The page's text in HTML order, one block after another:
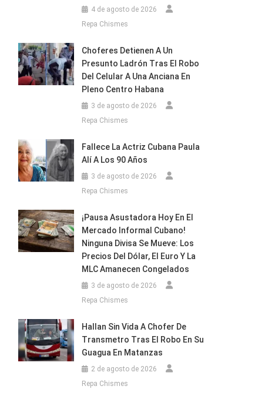
4 de agosto de 2026
Repa Chismes
Choferes Detienen A Un
Presunto Ladrón Tras El Robo
Del Celular A Una Anciana En
Pleno Centro Habana
3 de agosto de 2026
Repa Chismes
Fallece La Actriz Cubana Paula
Alí A Los 90 Años
3 de agosto de 2026
Repa Chismes
¡Pausa Asustadora Hoy En El
Mercado Informal Cubano!
Ninguna Divisa Se Mueve: Los
Precios Del Dólar, El Euro Y La
MLC Amanecen Congelados
3 de agosto de 2026
Repa Chismes
Hallan Sin Vida A Chofer De
Transmetro Tras El Robo En Su
Guagua En Matanzas
2 de agosto de 2026
Repa Chismes